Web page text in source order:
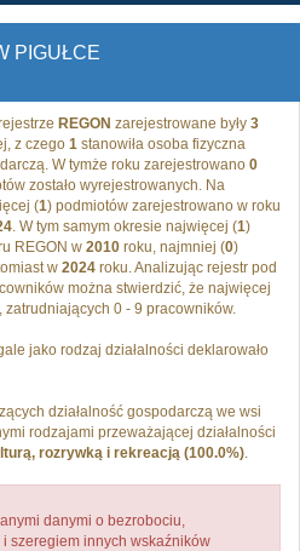
PIGUŁCE
REGON zarejestrowane były 3
z czego 1 stanowiła osoba fizyczna
W tymże roku zarejestrowano 0
zostało wyrejestrowanych. Na
(1) podmiotów zarejestrowano w roku
. W tym samym okresie najwięcej (1)
REGON w 2010 roku, najmniej (0)
w 2024 roku. Analizując rejestr pod
można stwierdzić, że najwięcej
, zatrudniających 0 - 9 pracowników.
jako rodzaj działalności deklarowało
działalność gospodarczą we wsi
rodzajami przeważającej działalności
rozrywką i rekreacją (100.0%).
danymi o bezrobociu,
szeregiem innych wskaźników